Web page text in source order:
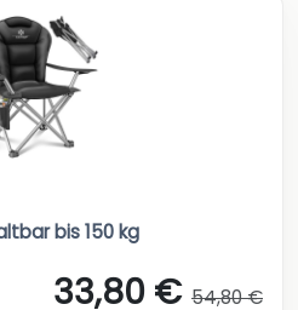
bis 150 kg
33,80 € 54,80 €